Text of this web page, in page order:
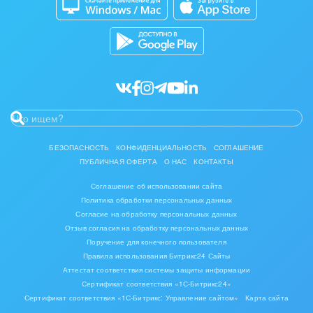
Разработчикам приложений
БЕЗОПАСНОСТЬ КОНФИДЕНЦИАЛЬНОСТЬ
СОГЛАШЕНИЕ
ПУБЛИЧНАЯ ОФЕРТА
О НАС КОНТАКТЫ
Соглашение об использовании сайта
Политика обработки персональных данных
Согласие на обработку персональных данных
Отзыв согласия на обработку персональных данных
Поручение для конечного пользователя
Правила использования Битрикс24 Сайты
Аттестат соответствия системы защиты информации
Сертификат соответствия «1С-Битрикс24»
Сертификат соответствия «1С-Битрикс: Управление сайтом»
Карта сайта